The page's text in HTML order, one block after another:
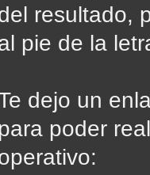
resultado,
pie de la
dejo un
poder